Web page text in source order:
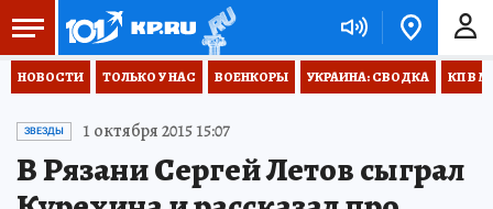
НОВОСТИ ТОЛЬКО У НАС ВОЕНКОРЫ УКРАИНА: СВОДКА КП В
ЗВЕЗДЫ 1 октября 2015 15:07
В Рязани Сергей Летов сыграл